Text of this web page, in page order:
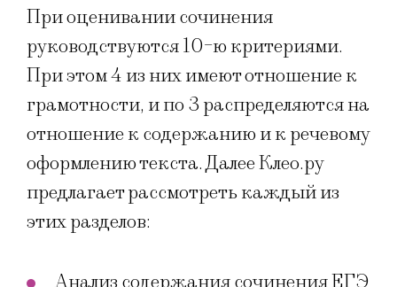
При оценивании сочинения
руководствуются 10-ю критериями.
При этом 4 из них имеют отношение к
грамотности, и по 3 распределяются на
отношение к содержанию и к речевому
оформлению текста. Далее Клео.ру
предлагает рассмотреть каждый из
этих разделов:
Анализ содержания сочинения ЕГЭ